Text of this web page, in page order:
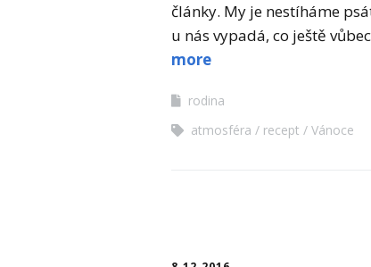
články. My je nestíháme
u nás vypadá, co ještě
more
rodina
atmosféra
recept Vánoce